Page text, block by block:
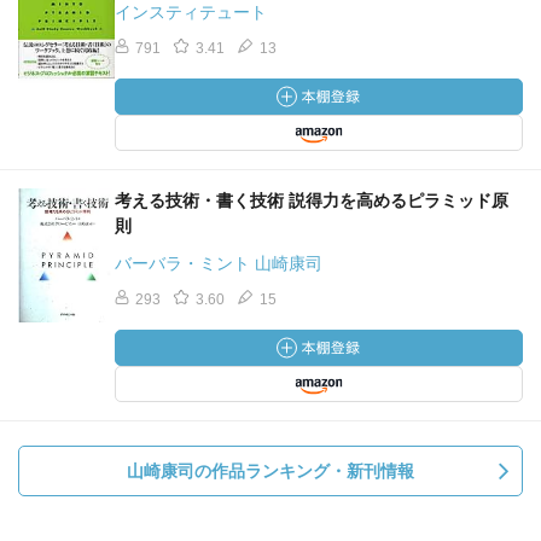
インスティテュート
791 3.41 13
考える技術・書く技術 説得力を高めるピラミッド原
則
バーバラ・ミント 山崎康司
293 3.60 15
山崎康司の作品ランキング・新刊情報